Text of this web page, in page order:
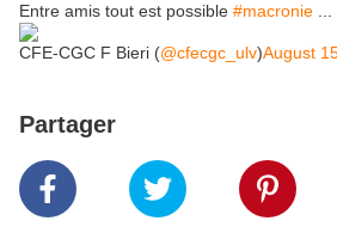
Entre amis tout est possible #macronie
CFE-CGC F Bieri (@cfecgc_ulv)August
Partager